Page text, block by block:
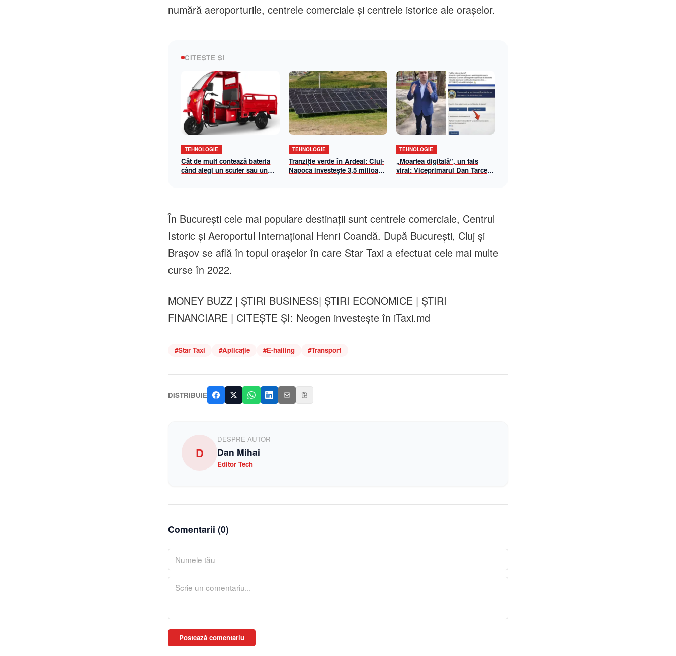
numără aeroporturile, centrele comerciale și centrele istorice ale orașelor.
CITEȘTE ȘI
TEHNOLOGIE
Cât de mult contează bateria
când alegi un scuter sau un
TEHNOLOGIE
Tranziție verde în Ardeal: Cluj-
Napoca investește 3,5 milioane
TEHNOLOGIE
„Moartea digitală”, un fals
viral: Viceprimarul Dan Tarcea
În București cele mai populare destinații sunt centrele comerciale, Centrul
Istoric și Aeroportul Internațional Henri Coandă. După București, Cluj și
Brașov se află în topul orașelor în care Star Taxi a efectuat cele mai multe
curse în 2022.
MONEY BUZZ | ȘTIRI BUSINESS| ȘTIRI ECONOMICE | ȘTIRI
FINANCIARE | CITEȘTE ȘI: Neogen investește în iTaxi.md
#Star Taxi #Aplicație #E-hailing #Transport
DISTRIBUIE
D
DESPRE AUTOR
Dan Mihai
Editor Tech
Comentarii (0)
Postează comentariu